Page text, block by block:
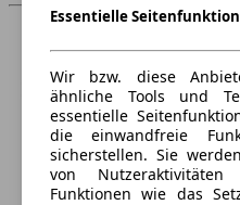
Essentielle
Wir bzw. diese
ähnliche Tools und
essentielle
die einwandfreie
sicherstellen. Sie
von
Funktionen wie das